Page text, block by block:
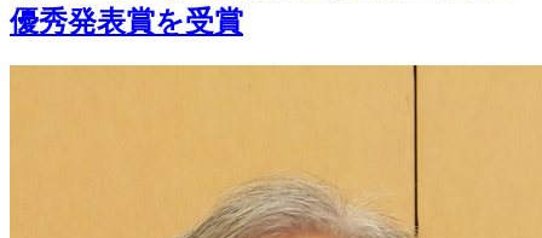
優秀発表賞を受賞